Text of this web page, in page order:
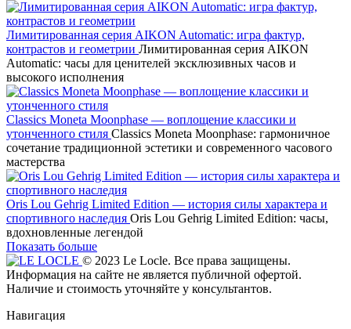
Лимитированная серия AIKON Automatic: игра фактур,
контрастов и геометрии Лимитированная серия AIKON
Automatic: часы для ценителей эксклюзивных часов и
высокого исполнения
Classics Moneta Moonphase — воплощение классики и
утонченного стиля Classics Moneta Moonphase: гармоничное
сочетание традиционной эстетики и современного часового
мастерства
Oris Lou Gehrig Limited Edition — история силы характера и
спортивного наследия Oris Lou Gehrig Limited Edition: часы,
вдохновленные легендой
Показать больше
© 2023 Le Locle. Все права защищены.
Информация на сайте не является публичной офертой.
Наличие и стоимость уточняйте у консультантов.
Навигация